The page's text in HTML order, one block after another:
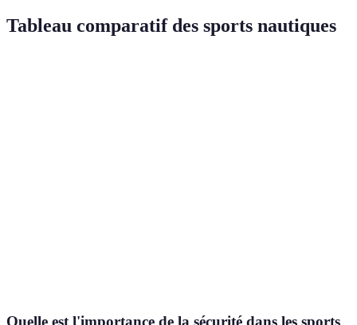
Tableau comparatif des sports nautiques
Quelle est l'importance de la sécurité dans les sports